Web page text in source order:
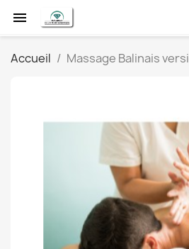

Accueil Massage Balinais